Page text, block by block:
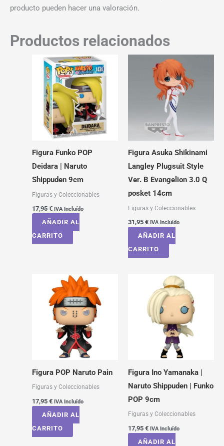
producto pueden hacer una valoración.
Productos relacionados
Figura Funko POP
Deidara | Naruto
Shippuden 9cm
Figuras y Coleccionables
17,95 € IVA Incluído
AÑADIR AL
CARRITO
Figura Asuka Shikinami
Langley Plugsuit Style
Ver. B Evangelion 3.0 Q
posket 14cm
Figuras y Coleccionables
31,95 € IVA Incluído
AÑADIR AL
CARRITO
Figura POP Naruto Pain
Figuras y Coleccionables
17,95 € IVA Incluído
AÑADIR AL
CARRITO
Figura Ino Yamanaka |
Naruto Shippuden | Funko
POP 9cm
Figuras y Coleccionables
17,95 € IVA Incluído
AÑADIR AL